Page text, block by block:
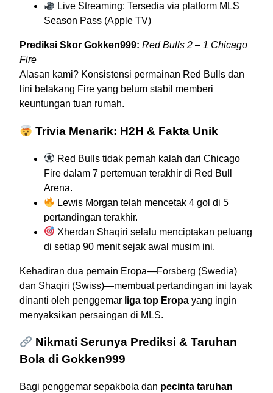
Live Streaming: Tersedia via platform MLS
Season Pass (Apple TV)
Prediksi Skor Gokken999: Red Bulls 2 – 1 Chicago
Fire
Alasan kami? Konsistensi permainan Red Bulls dan
lini belakang Fire yang belum stabil memberi
keuntungan tuan rumah.
Trivia Menarik: H2H & Fakta Unik
Red Bulls tidak pernah kalah dari Chicago
Fire dalam 7 pertemuan terakhir di Red Bull
Arena.
Lewis Morgan telah mencetak 4 gol di 5
pertandingan terakhir.
Xherdan Shaqiri selalu menciptakan peluang
di setiap 90 menit sejak awal musim ini.
Kehadiran dua pemain Eropa—Forsberg (Swedia)
dan Shaqiri (Swiss)—membuat pertandingan ini layak
dinanti oleh penggemar liga top Eropa yang ingin
menyaksikan persaingan di MLS.
Nikmati Serunya Prediksi & Taruhan
Bola di Gokken999
Bagi penggemar sepakbola dan pecinta taruhan